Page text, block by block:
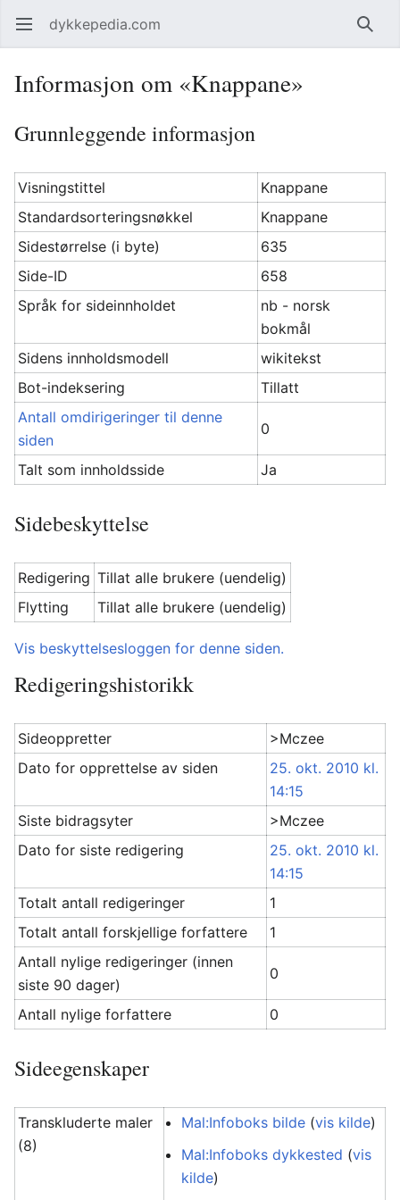
Åpne hovedmenyen dykkepedia.com Søk
Informasjon om «Knappane»
Grunnleggende informasjon
Visningstittel
Knappane
Standardsorteringsnøkkel
Knappane
Sidestørrelse (i byte)
635
Side-ID
658
Språk for sideinnholdet
nb - norsk
bokmål
Sidens innholdsmodell
wikitekst
Bot-indeksering
Tillatt
Antall omdirigeringer til denne
siden
0
Talt som innholdsside Ja
Sidebeskyttelse
Redigering Tillat alle brukere (uendelig)
Flytting
Tillat alle brukere (uendelig)
Vis beskyttelsesloggen for denne siden.
Redigeringshistorikk
Sideoppretter
>Mczee
Dato for opprettelse av siden
25. okt. 2010 kl.
14:15
Siste bidragsyter
>Mczee
Dato for siste redigering
25. okt. 2010 kl.
14:15
Totalt antall redigeringer
1
Totalt antall forskjellige forfattere
1
Antall nylige redigeringer (innen
siste 90 dager)
0
Antall nylige forfattere 0
Sideegenskaper
Transkluderte maler
(8)
Mal:Infoboks bilde (vis kilde)
Mal:Infoboks dykkested (vis
kilde)